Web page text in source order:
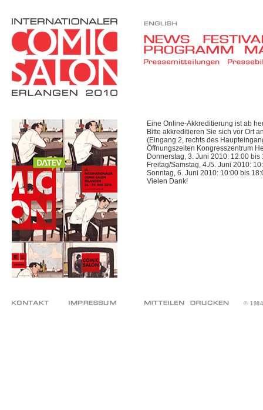
Eine Online-Akkreditierung ist ab
Bitte akkreditieren Sie sich vor Ort
(Eingang 2, rechts des
Öffnungszeiten Kongresszentrum
Donnerstag, 3. Juni 2010: 12:00 bis
Freitag/Samstag, 4./5. Juni 2010:
Sonntag, 6. Juni 2010: 10:00 bis
Vielen Dank!
©